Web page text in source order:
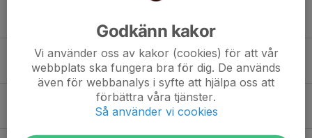
28 jun, 13:38 0
Match inställd
25 jun, 18:00 0
Midsommarfirande på Brynet
20 jun, 13:55 0
Godkänn kakor
Vi använder oss av kakor (cookies) för att vår
webbplats ska fungera bra för dig. De används
även för webbanalys i syfte att hjälpa oss att
förbättra våra tjänster.
Så använder vi cookies